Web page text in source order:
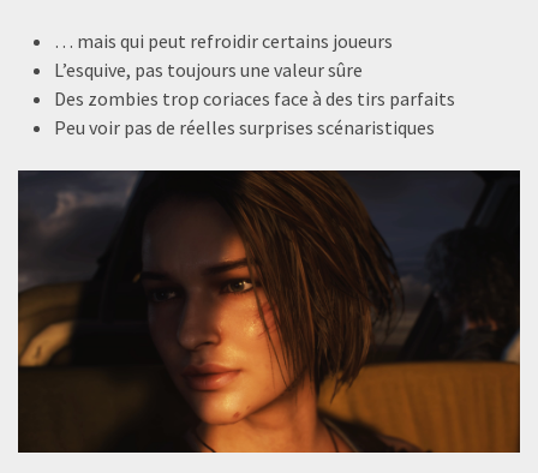
… mais qui peut refroidir certains joueurs
L’esquive, pas toujours une valeur sûre
Des zombies trop coriaces face à des tirs parfaits
Peu voir pas de réelles surprises scénaristiques